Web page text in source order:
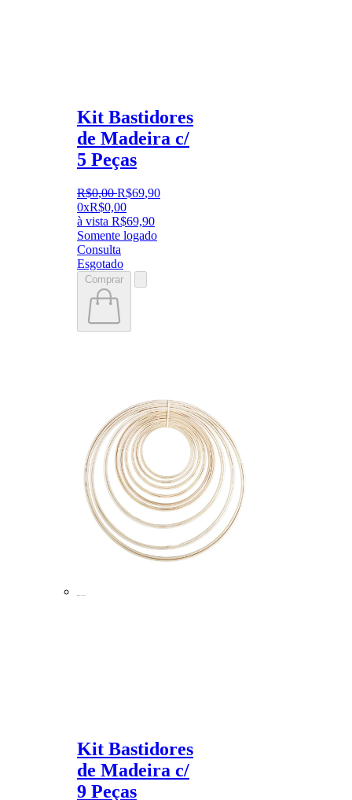
Kit Bastidores
de Madeira c/
5 Peças
R$0,00 R$69,90
0xR$0,00
à vista R$69,90
Somente logado
Consulta
Esgotado
Comprar
Kit Bastidores
de Madeira c/
9 Peças